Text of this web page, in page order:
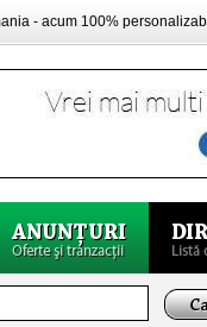
- acum 100%